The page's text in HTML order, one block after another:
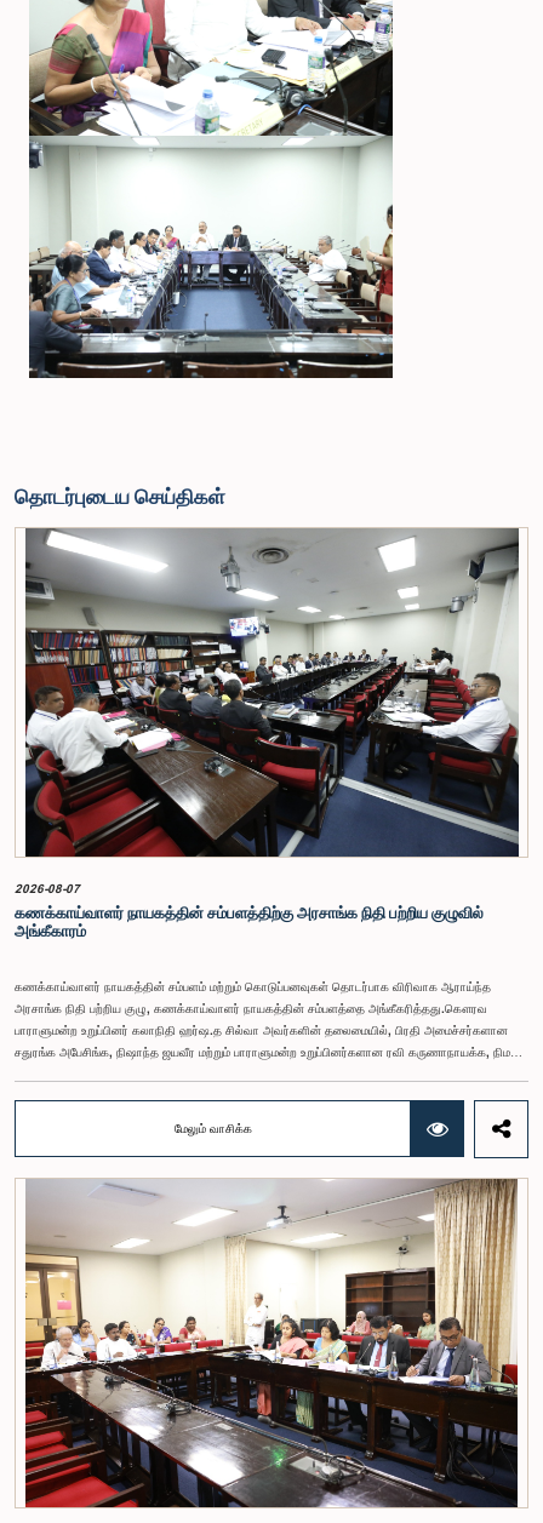
தொடர்புடைய செய்திகள்
2026-08-07
கணக்காய்வாளர் நாயகத்தின் சம்பளத்திற்கு அரசாங்க நிதி பற்றிய குழுவில்
அங்கீகாரம்
கணக்காய்வாளர் நாயகத்தின் சம்பளம் மற்றும் கொடுப்பனவுகள் தொடர்பாக விரிவாக ஆராய்ந்த
அரசாங்க நிதி பற்றிய குழு, கணக்காய்வாளர் நாயகத்தின் சம்பளத்தை அங்கீகரித்தது.கௌரவ
பாராளுமன்ற உறுப்பினர் கலாநிதி ஹர்ஷ.த சில்வா அவர்களின் தலைமையில், பிரதி அமைச்சர்களான
சதுரங்க அபேசிங்க, நிஷாந்த ஜயவீர மற்றும் பாராளுமன்ற உறுப்பினர்களான ரவி கருணாநாயக்க, நிமல்
நிதி பற்றிய குழுக் கூட்டத்திலேயே இந்த அங்கீகாரம் வழங்கப்பட்டது.இலங்கை ஜனநாயக சோசலிசக்
குடியரசின் அரசியலமைப்பின் 153(2) ஆம் உறுப்புரையின் பிரகாரம், கணக்காய்வாளர் நாயகத்தின்
சம்பளம் தொடர்பான பிரேரணை குழுவின் கவனத்திற்கு கொண்டு வரப்பட்டது.இதன்போது,
கணக்காய்வாளர் நாயகத்தின் பொறுப்புகள், அரச நிதி மேற்பார்வை மற்றும் கணக்காய்வுத் துறையின்
சுயாதீனத் தன்மை உள்ளிட்ட விடயங்களை கருத்தில் கொண்டு, சம்பள மட்டம் தொடர்பாக குழுத்
தலைவர் உள்ளிட்ட உறுப்பினர்கள் தமது கருத்துகளையும் பரிந்துரைகளையும் முன்வைத்தனர்.மேலும்,
அரசியலமைப்பின் 170 ஆம் உறுப்புரையின் பிரகாரம், கணக்காய்வாளர் நாயகம் ஒரு அரசாங்க ஊழியர்
அல்ல என்பதையும், நடைமுறையில் உள்ள அரசாங்க சம்பள அளவுகோலுக்கு வெளியே இப்பதவிக்கான
சம்பளத்தை விசேடமாக பரிசீலிக்க முடியும் என்பதையும் குழு சுட்டிக்காட்டியது.முன்மொழியப்பட்ட சம்பளத்
தொகை, முன்னர் பதவி வகித்த கணக்காய்வாளர் நாயகங்களின் சம்பளங்களையும் கருத்தில் கொண்டு
நிர்ணயிக்கப்பட்டதாக அதிகாரிகள் தெரிவித்தனர். இதற்கு முன்னர், சம்பளங்கள் மற்றும் பணியாளர்
ஆணைக்குழுவே இத்தகைய சம்பளங்களை நிர்ணயித்து வந்த போதிலும், தற்போது அத்தகைய
ஆணைக்குழு இல்லையெனவும் அதிகாரிகள் குறிப்பிட்டனர்.கணக்காய்வாளர் நாயகத்திற்கான
முன்மொழியப்பட்ட சம்பள மட்டத்தை குழு அங்கீகரித்திருந்தாலும், அப்பதவிக்கு வழங்கப்பட்டுள்ள
பொறுப்புகள் மற்றும் கடமைகளின் முக்கியத்துவத்தை கருத்தில் கொண்டு, அந்தச் சம்பளம் மேலும்
உயர்ந்த மட்டத்தில் இருக்க வேண்டும் என்ற கருத்தை குழுத் தலைவர் உள்ளிட்ட உறுப்பினர்கள்
முன்வைத்தனர்.அதன்படி, எதிர்காலத்தில் இச்சம்பள மட்டம் தொடர்பாக மேலும் கவனம் செலுத்தி
தேவையான தீர்மானங்கள் எடுக்கப்பட வேண்டியதன் அவசியம் குழுவில் வலியுறுத்தப்பட்டது. மேலும்,
நிரந்தரமானதும் சுயாதீனமானதுமான சம்பள மற்றும் பணியாளர் ஆணைக்குழுவை நிறுவுவதற்கான
மேலும் வாசிக்க